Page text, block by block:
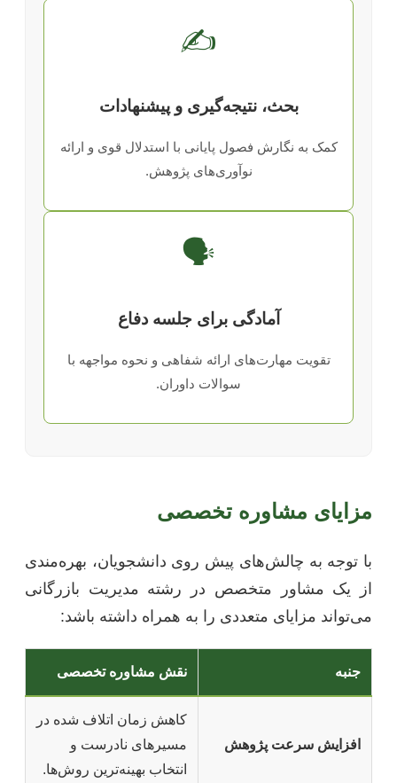
✍️
بحث، نتیجه‌گیری و پیشنهادات
کمک به نگارش فصول پایانی با استدلال قوی و ارائه
نوآوری‌های پژوهش.
🗣️
آمادگی برای جلسه دفاع
تقویت مهارت‌های ارائه شفاهی و نحوه مواجهه با
سوالات داوران.
مزایای مشاوره تخصصی
با توجه به چالش‌های پیش روی دانشجویان، بهره‌مندی
از یک مشاور متخصص در رشته مدیریت بازرگانی
می‌تواند مزایای متعددی را به همراه داشته باشد:
جنبه نقش مشاوره تخصصی
افزایش سرعت پژوهش
کاهش زمان اتلاف شده در
مسیرهای نادرست و
انتخاب بهینه‌ترین روش‌ها.